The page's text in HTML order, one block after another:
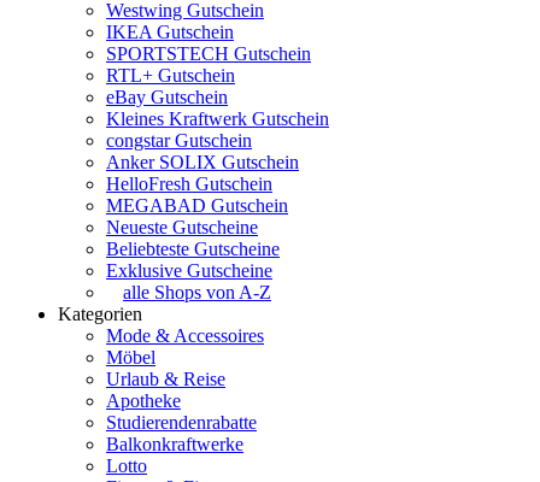
Westwing Gutschein
IKEA Gutschein
SPORTSTECH Gutschein
RTL+ Gutschein
eBay Gutschein
Kleines Kraftwerk Gutschein
congstar Gutschein
Anker SOLIX Gutschein
HelloFresh Gutschein
MEGABAD Gutschein
Neueste Gutscheine
Beliebteste Gutscheine
Exklusive Gutscheine
alle Shops von A-Z
Kategorien
Mode & Accessoires
Möbel
Urlaub & Reise
Apotheke
Studierendenrabatte
Balkonkraftwerke
Lotto